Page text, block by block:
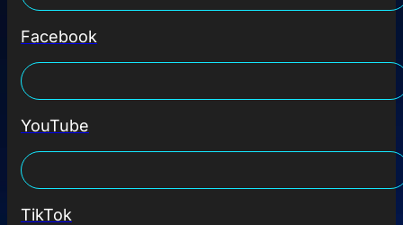
Facebook
YouTube
TikTok